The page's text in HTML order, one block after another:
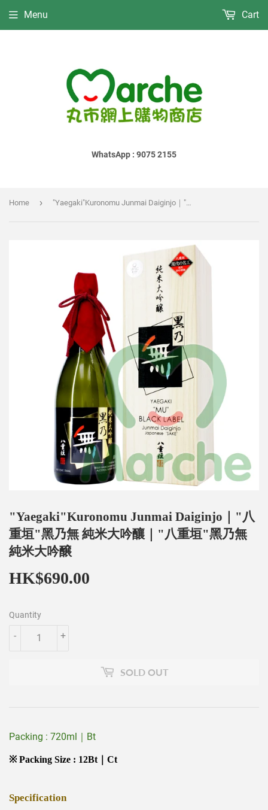
WhatsApp : 9075 2155
Menu Cart
Home › "Yaegaki"Kuronomu Junmai Daiginjo｜"八重垣"黑乃無 純米大吟釀｜"八重垣"黑乃無 純米大吟醸
"Yaegaki"Kuronomu Junmai Daiginjo｜"八
重垣"黑乃無 純米大吟釀｜"八重垣"黑乃無
純米大吟醸
HK$690.00
Quantity
+
-
SOLD OUT
Packing : 720ml｜Bt
※ Packing Size : 12Bt｜Ct
Specification